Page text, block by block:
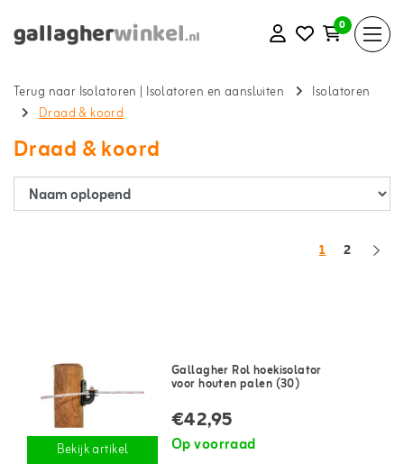
0
Terug naar Isolatoren | Isolatoren en aansluiten
Isolatoren
Draad & koord
Draad & koord
1 2
Bekijk artikel
Gallagher Rol hoekisolator
voor houten palen (30)
€42,95
Op voorraad